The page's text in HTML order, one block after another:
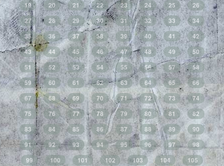
19
20 21 22 23 24 25
26
27
28 29 30 31 32 33
34
35
36 37 38 39 40 41
42
43
44 45 46 47 48 49
50
51
52 53 54 55 56 57
58
59
60 61 62 63 64 65
66
67
68 69 70 71 72 73
74
75
76 77 78 79 80 81
82
83
84 85 86 87 88 89
90
91
92 93 94 95 96 97
98
99
100 101 102 103 104
105